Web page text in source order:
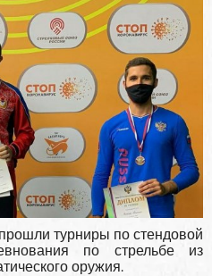
турниры по стендовой
по стрельбе из
оружия.